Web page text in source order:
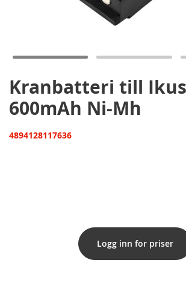
Kranbatteri till
600mAh Ni-Mh
4894128117636
Logg inn for priser
bildgalleriet